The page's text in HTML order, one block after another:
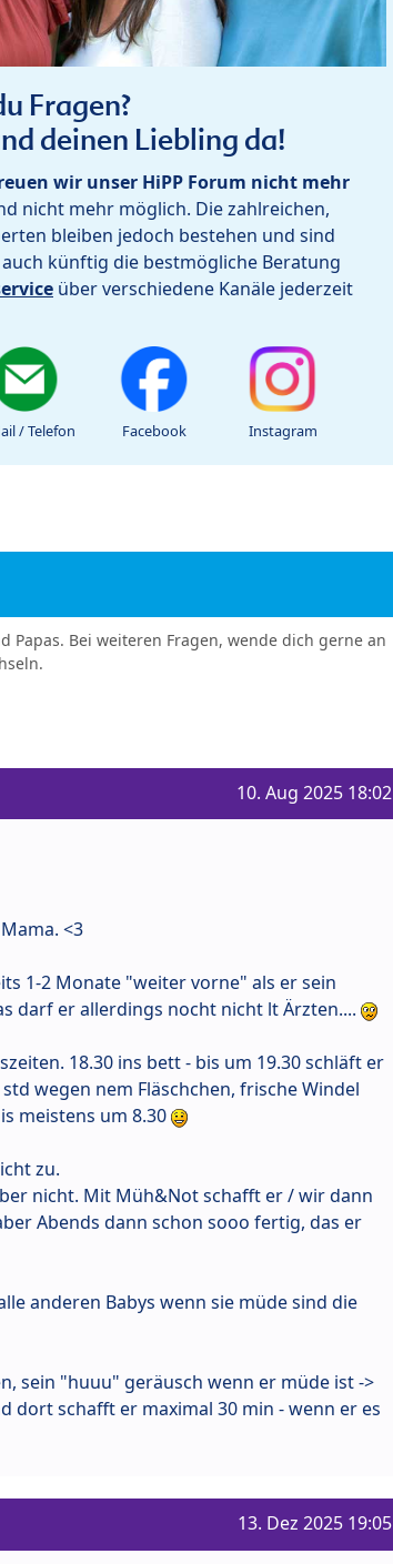
Fragen?
deinen Liebling da!
wir unser HiPP Forum nicht mehr
nicht mehr möglich. Die zahlreichen,
bleiben jedoch bestehen und sind
künftig die bestmögliche Beratung
über verschiedene Kanäle jederzeit
/ Telefon Facebook Instagram
Bei weiteren Fragen, wende dich gerne an
10. Aug 2025 18:02
<3
1-2 Monate "weiter vorne" als er sein
darf er allerdings nocht nicht lt Ärzten....
18.30 ins bett - bis um 19.30 schläft er
wegen nem Fläschchen, frische Windel
meistens um 8.30
zu.
nicht. Mit Müh&Not schafft er / wir dann
Abends dann schon sooo fertig, das er
anderen Babys wenn sie müde sind die
sein "huuu" geräusch wenn er müde ist ->
dort schafft er maximal 30 min - wenn er es
13. Dez 2025 19:05